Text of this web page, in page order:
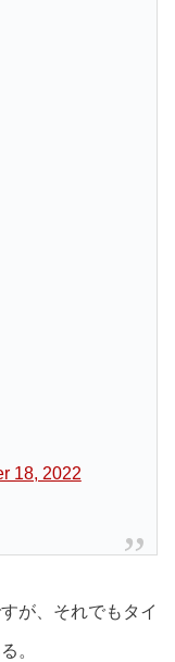
18, 2022
が、それでもタイ
。